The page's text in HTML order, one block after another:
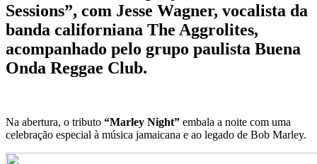
Sessions”, com Jesse Wagner, vocalista da
banda californiana The Aggrolites,
acompanhado pelo grupo paulista Buena
Onda Reggae Club.
Na abertura, o tributo “Marley Night” embala a noite com uma
celebração especial à música jamaicana e ao legado de Bob Marley.